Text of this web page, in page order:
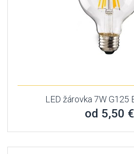
LED žárovka 7W G125
od 5,50 €